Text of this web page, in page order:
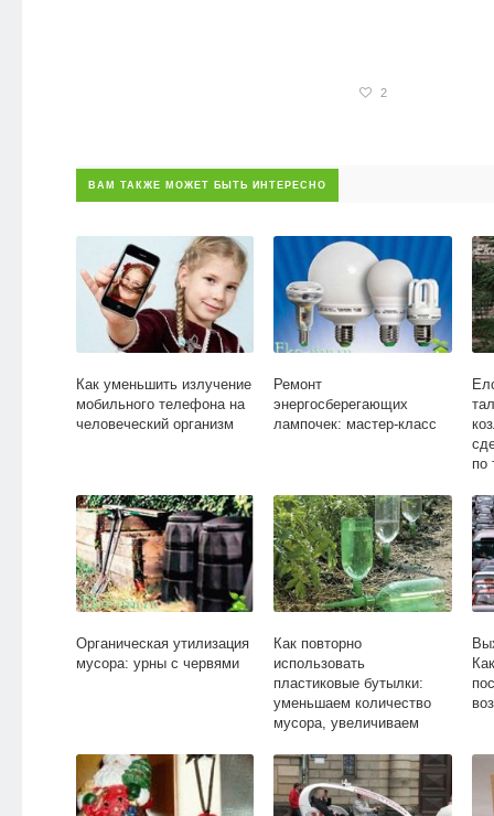
2
ВАМ ТАКЖЕ МОЖЕТ БЫТЬ ИНТЕРЕСНО
Как уменьшить излучение
мобильного телефона на
человеческий организм
Ремонт
энергосберегающих
лампочек: мастер-класс
по
Органическая утилизация
мусора: урны с червями
Как повторно
использовать
пластиковые бутылки:
уменьшаем количество
мусора, увеличиваем